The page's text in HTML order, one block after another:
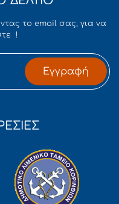
το email σας, για να
!
Εγγραφή